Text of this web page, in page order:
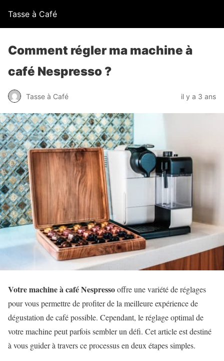
Tasse à Café
Comment régler ma machine à
café Nespresso ?
Tasse à Café il y a 3 ans
Votre machine à café Nespressooffre une variété de réglages
pour vous permettre de profiter de la meilleure expérience de
dégustation de café possible. Cependant, le réglage optimal de
votre machine peut parfois sembler un défi. Cet article est destiné
à vous guider à travers ce processus en deux étapes simples.